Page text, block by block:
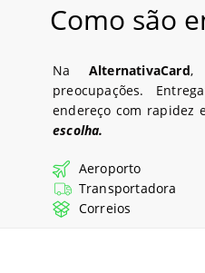
Como são
Na AlternativaCard,
preocupações.
endereço com rapidez
escolha.
Aeroporto
Transportadora
Correios